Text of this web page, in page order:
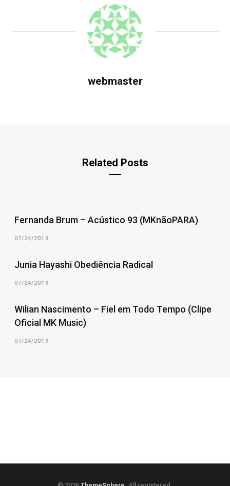
webmaster
Related Posts
Fernanda Brum – Acústico 93 (MKnãoPARA)
07/24/2019
Junia Hayashi Obediência Radical
07/24/2019
Wilian Nascimento – Fiel em Todo Tempo (Clipe
Oficial MK Music)
07/24/2019